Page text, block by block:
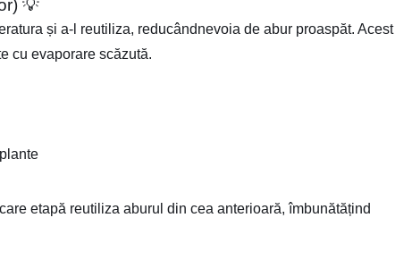
💡
și a-l reutiliza, reducândnevoia de abur proaspăt. Acest
cu evaporare scăzută.
etapă reutiliza aburul din cea anterioară, îmbunătățind